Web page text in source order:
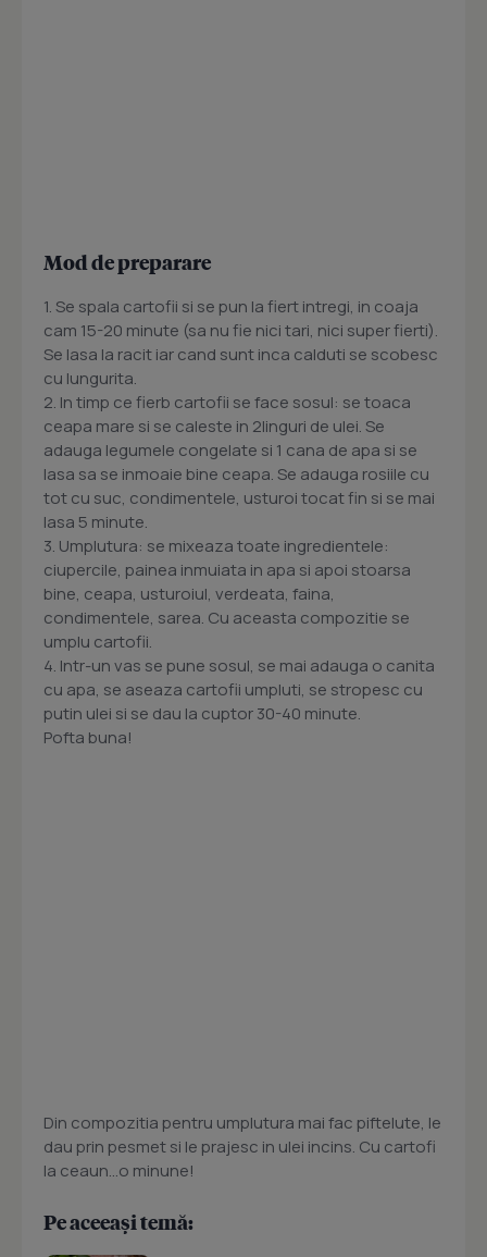
Mod de preparare
1. Se spala cartofii si se pun la fiert intregi, in coaja
cam 15-20 minute (sa nu fie nici tari, nici super fierti).
Se lasa la racit iar cand sunt inca calduti se scobesc
cu lungurita.
2. In timp ce fierb cartofii se face sosul: se toaca
ceapa mare si se caleste in 2linguri de ulei. Se
adauga legumele congelate si 1 cana de apa si se
lasa sa se inmoaie bine ceapa. Se adauga rosiile cu
tot cu suc, condimentele, usturoi tocat fin si se mai
lasa 5 minute.
3. Umplutura: se mixeaza toate ingredientele:
ciupercile, painea inmuiata in apa si apoi stoarsa
bine, ceapa, usturoiul, verdeata, faina,
condimentele, sarea. Cu aceasta compozitie se
umplu cartofii.
4. Intr-un vas se pune sosul, se mai adauga o canita
cu apa, se aseaza cartofii umpluti, se stropesc cu
putin ulei si se dau la cuptor 30-40 minute.
Pofta buna!
Din compozitia pentru umplutura mai fac piftelute, le
dau prin pesmet si le prajesc in ulei incins. Cu cartofi
la ceaun...o minune!
Pe aceeași temă: